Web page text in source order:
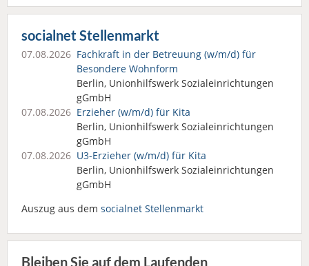
socialnet Stellenmarkt
07.08.2026 Fachkraft in der Betreuung (w/m/d) für
Besondere Wohnform
Berlin, Unionhilfswerk Sozialeinrichtungen
gGmbH
07.08.2026 Erzieher (w/m/d) für Kita
Berlin, Unionhilfswerk Sozialeinrichtungen
gGmbH
07.08.2026 U3-Erzieher (w/m/d) für Kita
Berlin, Unionhilfswerk Sozialeinrichtungen
gGmbH
Auszug aus dem socialnet Stellenmarkt
Bleiben Sie auf dem Laufenden